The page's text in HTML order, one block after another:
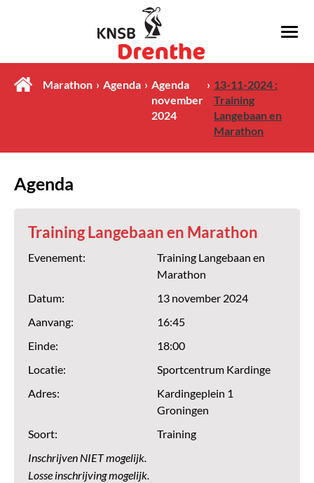
Marathon Agenda
Agenda
november
2024
13-11-2024 :
Training
Langebaan en
Marathon
Agenda
Training Langebaan en Marathon
Evenement:
Training Langebaan en
Marathon
Datum:
13 november 2024
Aanvang:
16:45
Einde:
18:00
Locatie:
Sportcentrum Kardinge
Adres:
Kardingeplein 1
Groningen
Soort:
Training
Inschrijven NIET mogelijk.
Losse inschrijving mogelijk.